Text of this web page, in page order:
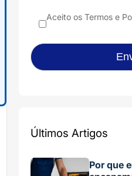
Aceito os Termos e
Últimos Artigos
Por que